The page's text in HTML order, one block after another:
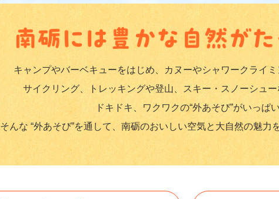
キャンプやバーベキューをはじめ、カヌーやシャワークライミ
サイクリング、トレッキングや登山、スキー・スノーシュ
ドキドキ、ワクワクの“外あそび”がいっぱい
そんな “外あそび”を通して、南砺のおいしい空気と大自然の魅力